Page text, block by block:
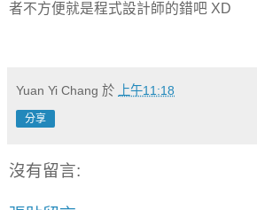
者不方便就是程式設計師的錯吧 XD
Yuan Yi Chang 於 上午11:18
分享
沒有留言: